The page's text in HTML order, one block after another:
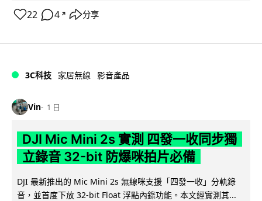
22 4 ↗ 分享
3C科技 家居無線 影音產品
Vin 1 日
DJI Mic Mini 2s 實測 四發一收同步獨
立錄音 32-bit 防爆咪拍片必備
DJI 最新推出的 Mic Mini 2s 無線咪支援「四發一收」分軌錄
音，並首度下放 32-bit Float 浮點內錄功能。本文經實測其...